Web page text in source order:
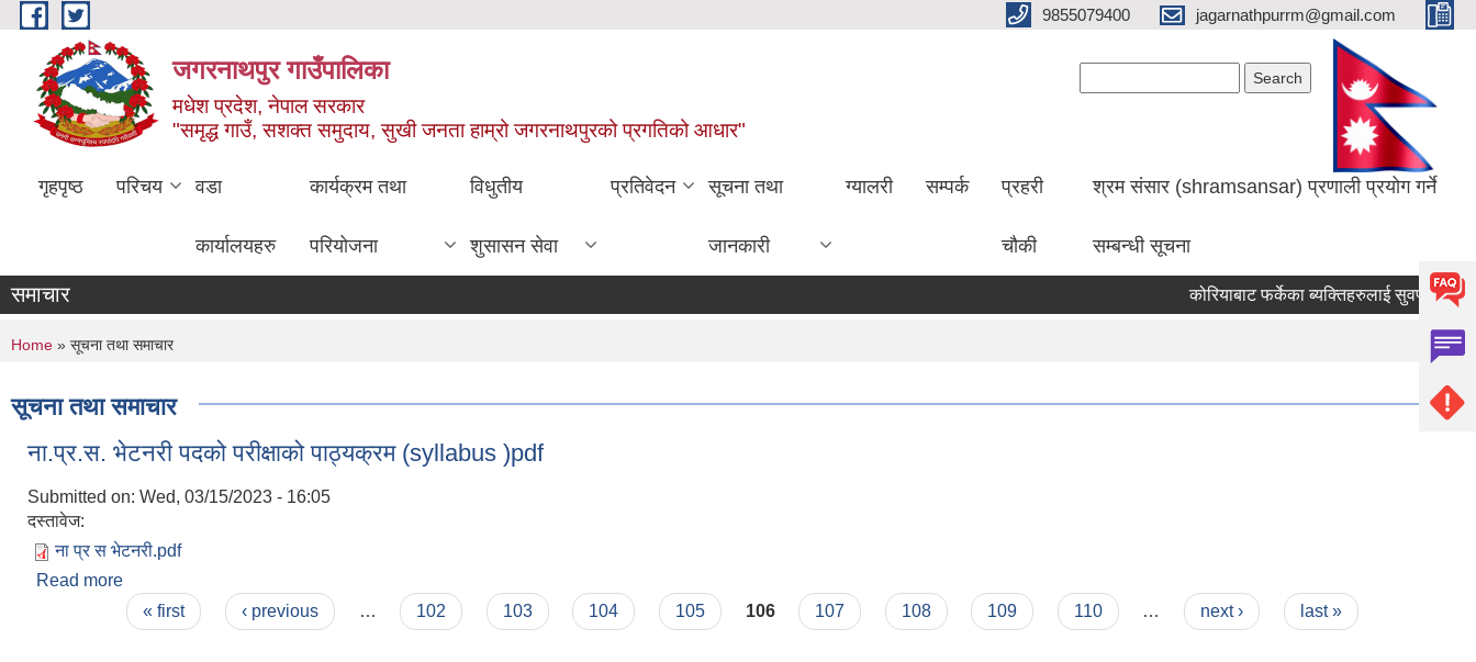
Skip to main content 9855079400 jagarnathpurrm@gmail.com
जगरनाथपुर गाउँपालिका
मधेश प्रदेश, नेपाल सरकार
"समृद्ध गाउँ, सशक्त समुदाय, सुखी जनता हाम्रो जगरनाथपुरको प्रगतिको आधार"
गृहपृष्ठ परिचय वडा
कार्यालयहरु
कार्यक्रम तथा
परियोजना
विधुतीय
शुसासन सेवा
प्रतिवेदन सूचना तथा
जानकारी
ग्यालरी सम्पर्क प्रहरी
चौकी
श्रम संसार (shramsansar) प्रणाली प्रयोग गर्ने
सम्बन्धी सूचना
समाचार कोरियाबाट फर्केका ब्यक्तिहरुलाई सुवर्ण अवसर
You are here
Home » सूचना तथा समाचार
सूचना तथा समाचार
ना.प्र.स. भेटनरी पदको परीक्षाको पाठ्यक्रम (syllabus )pdf
Submitted on: Wed, 03/15/2023 - 16:05
दस्तावेज:
ना प्र स भेटनरी.pdf
Read more
« first ‹ previous … 102 103 104 105 106 107 108 109 110 … next › last »